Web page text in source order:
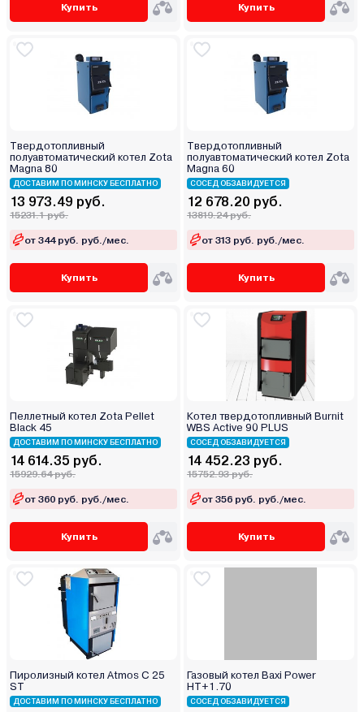
Купить Купить
Твердотопливный
полуавтоматический котел Zota
Magna 80
ДОСТАВИМ ПО МИНСКУ БЕСПЛАТНО
13 973.49 руб.
15231.1 руб.
от 344 руб. руб./мес.
Купить
Твердотопливный
полуавтоматический котел Zota
Magna 60
СОСЕД ОБЗАВИДУЕТСЯ
12 678.20 руб.
13819.24 руб.
от 313 руб. руб./мес.
Купить
Пеллетный котел Zota Pellet
Black 45
ДОСТАВИМ ПО МИНСКУ БЕСПЛАТНО
14 614.35 руб.
15929.64 руб.
от 360 руб. руб./мес.
Купить
Котел твердотопливный Burnit
WBS Active 90 PLUS
СОСЕД ОБЗАВИДУЕТСЯ
14 452.23 руб.
15752.93 руб.
от 356 руб. руб./мес.
Купить
Пиролизный котел Atmos С 25
ST
ДОСТАВИМ ПО МИНСКУ БЕСПЛАТНО
Газовый котел Baxi Power
HT+1.70
СОСЕД ОБЗАВИДУЕТСЯ